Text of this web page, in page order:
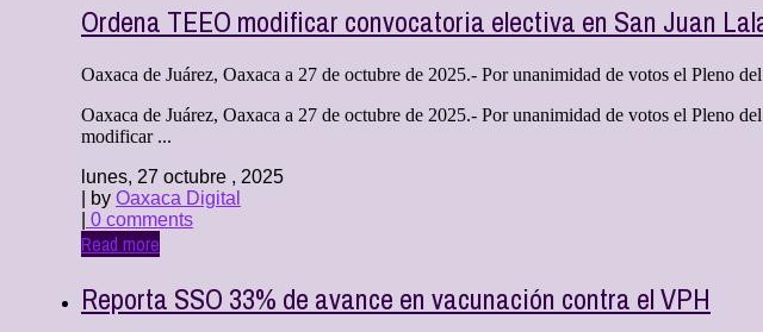
Ordena TEEO modificar convocatoria electiva en San Juan
Oaxaca de Juárez, Oaxaca a 27 de octubre de 2025.- Por unanimidad de votos el Pleno
Oaxaca de Juárez, Oaxaca a 27 de octubre de 2025.- Por unanimidad de votos el Pleno
modificar ...
lunes, 27 octubre , 2025
| by Oaxaca Digital
0 comments
Read more
Reporta SSO 33% de avance en vacunación contra el VPH